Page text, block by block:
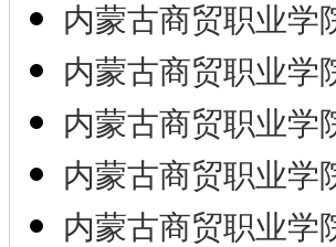
内蒙古商贸职业学
内蒙古商贸职业学
内蒙古商贸职业学
内蒙古商贸职业学
内蒙古商贸职业学